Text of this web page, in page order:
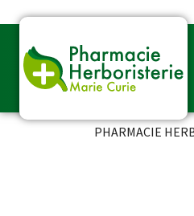
PHARMACIE